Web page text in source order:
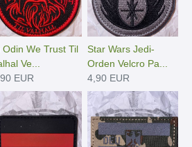
Odin We Trust Til
Ve...
EUR
Star Wars Jedi-
Orden Velcro Pa...
4,90 EUR